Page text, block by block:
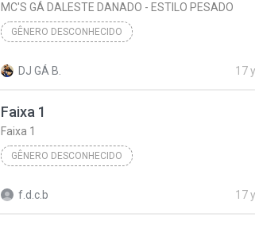
MC'S GÁ DALESTE DANADO - ESTILO PESADO
GÊNERO DESCONHECIDO
Gênero Desconhecido
DJ GÁ B. 17
Faixa 1
Faixa 1
GÊNERO DESCONHECIDO
f.d.c.b 17